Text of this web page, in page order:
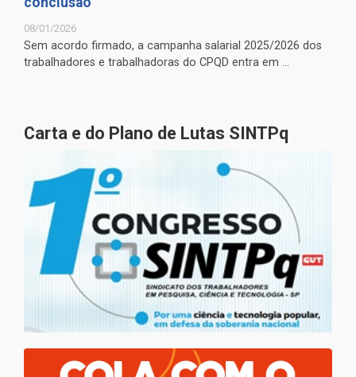
08/01/2026
Sem acordo firmado, a campanha salarial 2025/2026 dos
trabalhadores e trabalhadoras do CPQD entra em ...
Carta e do Plano de Lutas SINTPq